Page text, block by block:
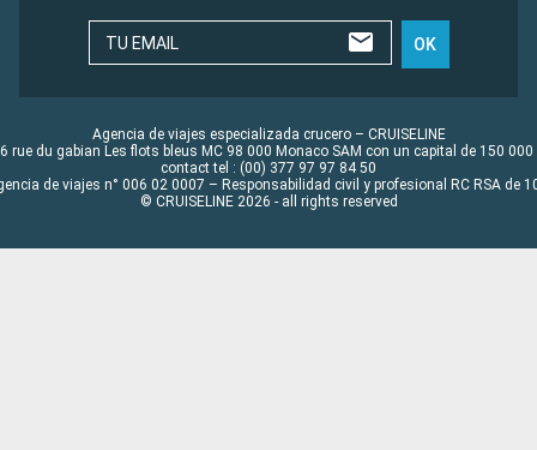
TU EMAIL OK
Agencia de viajes especializada crucero – CRUISELINE
rue du gabian Les flots bleus MC 98 000 Monaco SAM con un capital de 150 000
contact tel : (00) 377 97 97 84 50
de viajes n° 006 02 0007 – Responsabilidad civil y profesional RC RSA de
© CRUISELINE 2026 - all rights reserved